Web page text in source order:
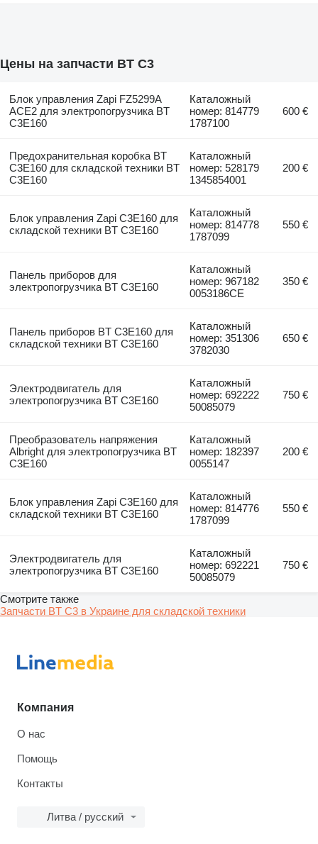
Цены на запчасти BT C3
Блок управления Zapi FZ5299A
ACE2 для электропогрузчика BT
C3E160
Каталожный
номер: 814779
1787100
600 €
Предохранительная коробка BT
C3E160 для складской техники BT
C3E160
Каталожный
номер: 528179
1345854001
200 €
Блок управления Zapi C3E160 для
складской техники BT C3E160
Каталожный
номер: 814778
1787099
550 €
Панель приборов для
электропогрузчика BT C3E160
Каталожный
номер: 967182
0053186CE
350 €
Панель приборов BT C3E160 для
складской техники BT C3E160
Каталожный
номер: 351306
3782030
650 €
Электродвигатель для
электропогрузчика BT C3E160
Каталожный
номер: 692222
50085079
750 €
Преобразователь напряжения
Albright для электропогрузчика BT
C3E160
Каталожный
номер: 182397
0055147
200 €
Блок управления Zapi C3E160 для
складской техники BT C3E160
Каталожный
номер: 814776
1787099
550 €
Электродвигатель для
электропогрузчика BT C3E160
Каталожный
номер: 692221
50085079
750 €
Смотрите также
Запчасти BT C3 в Украине для складской техники
Компания
О нас
Помощь
Контакты
Литва / русский